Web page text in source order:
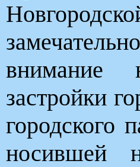
внимание
застройки
городского
носившей